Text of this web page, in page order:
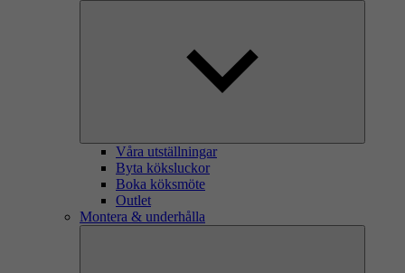
Våra utställningar
Byta köksluckor
Boka köksmöte
Outlet
Montera & underhålla